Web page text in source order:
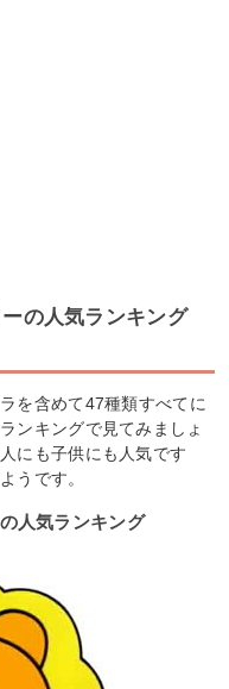
の人気ランキング
を含めて47種類すべてに
ンキングで見てみましょ
にも子供にも人気です
うです。
人気ランキング